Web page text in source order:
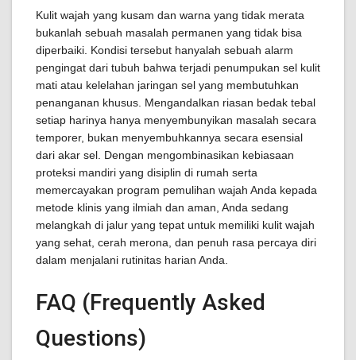
Kulit wajah yang kusam dan warna yang tidak merata
bukanlah sebuah masalah permanen yang tidak bisa
diperbaiki. Kondisi tersebut hanyalah sebuah alarm
pengingat dari tubuh bahwa terjadi penumpukan sel kulit
mati atau kelelahan jaringan sel yang membutuhkan
penanganan khusus. Mengandalkan riasan bedak tebal
setiap harinya hanya menyembunyikan masalah secara
temporer, bukan menyembuhkannya secara esensial
dari akar sel. Dengan mengombinasikan kebiasaan
proteksi mandiri yang disiplin di rumah serta
memercayakan program pemulihan wajah Anda kepada
metode klinis yang ilmiah dan aman, Anda sedang
melangkah di jalur yang tepat untuk memiliki kulit wajah
yang sehat, cerah merona, dan penuh rasa percaya diri
dalam menjalani rutinitas harian Anda.
FAQ (Frequently Asked
Questions)